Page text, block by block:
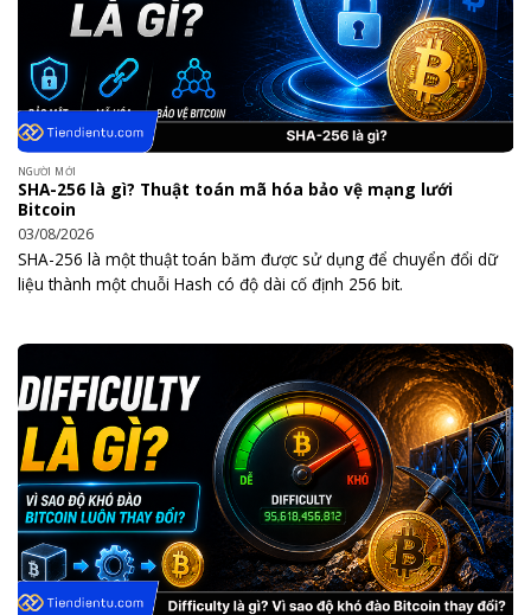
NGƯỜI MỚI
SHA-256 là gì? Thuật toán mã hóa bảo vệ mạng lưới
Bitcoin
03/08/2026
SHA-256 là một thuật toán băm được sử dụng để chuyển đổi dữ
liệu thành một chuỗi Hash có độ dài cố định 256 bit.